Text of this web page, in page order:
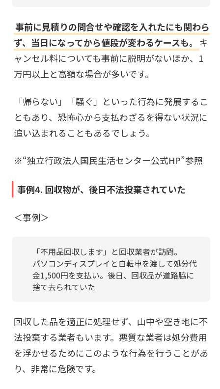
事前に見積りの問合せや確認を入れたにも関わら
ず、当日になってから値段が変わるケースも。
キ
ャンセル料についても事前に説明がないほか、1
万円以上と高額な場合が多いです。
「帰らない」「騒ぐ」といった行為に発展するこ
ともあり、恐怖心から支払わざるを得ない状況に
追い込まれることもあるでしょう。
※“独立行政法人国民生活センター公式HP”参照
事例4. 回収物が、後日不法投棄されていた
＜事例＞
「不用品回収します」と回収業者が訪問。
パソコンディスプレイと自転車を渡して処分代
金1,500円を支払い。後日、回収品が道路脇に
捨て去られていた
回収した品を適正に処理せず、山中や空き地に不
法投棄する業者もいます。悪質な業者は処分費用
を浮かせるためにこのような行為を行うことがあ
り、非常に危険です。